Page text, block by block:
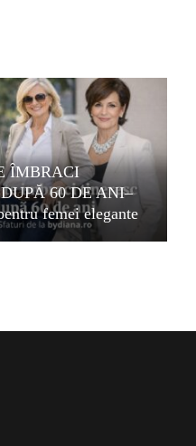
ÎMBRACI
60 DE ANI–
femei elegante